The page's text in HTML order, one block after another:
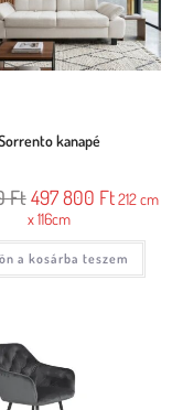
kanapé
Ft 497 800 Ft212 cm
x 116cm
a kosárba teszem